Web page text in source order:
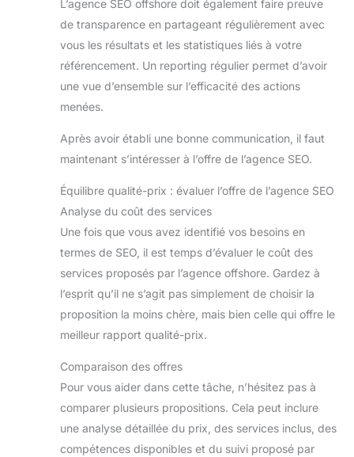
L’agence SEO offshore doit également faire preuve
de transparence en partageant régulièrement avec
vous les résultats et les statistiques liés à votre
référencement. Un reporting régulier permet d’avoir
une vue d’ensemble sur l’efficacité des actions
menées.
Après avoir établi une bonne communication, il faut
maintenant s’intéresser à l’offre de l’agence SEO.
Équilibre qualité-prix : évaluer l’offre de l’agence SEO
Analyse du coût des services
Une fois que vous avez identifié vos besoins en
termes de SEO, il est temps d’évaluer le coût des
services proposés par l’agence offshore. Gardez à
l’esprit qu’il ne s’agit pas simplement de choisir la
proposition la moins chère, mais bien celle qui offre le
meilleur rapport qualité-prix.
Comparaison des offres
Pour vous aider dans cette tâche, n’hésitez pas à
comparer plusieurs propositions. Cela peut inclure
une analyse détaillée du prix, des services inclus, des
compétences disponibles et du suivi proposé par